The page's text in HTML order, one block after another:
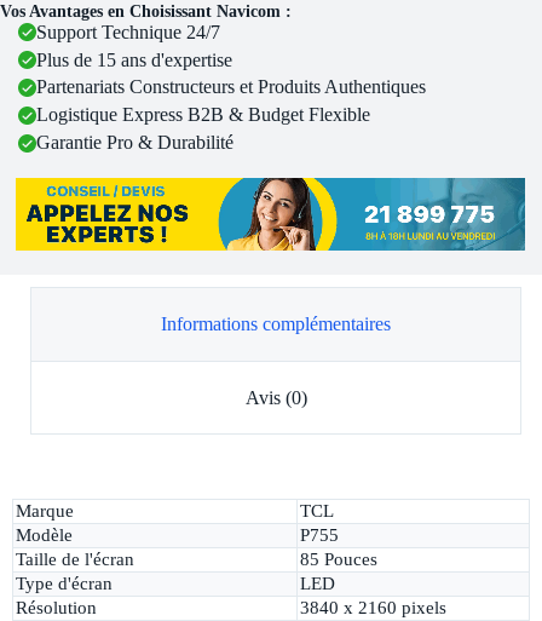
Vos Avantages en Choisissant Navicom :
Support Technique 24/7
Plus de 15 ans d'expertise
Partenariats Constructeurs et Produits Authentiques
Logistique Express B2B & Budget Flexible
Garantie Pro & Durabilité
Informations complémentaires
Avis (0)
Marque
TCL
Modèle
P755
Taille de l'écran
85 Pouces
Type d'écran
LED
Résolution
3840 x 2160 pixels